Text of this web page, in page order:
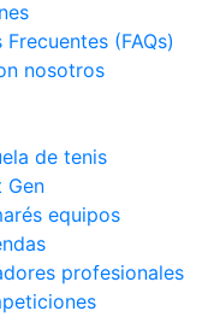
Frecuentes (FAQs)
nosotros
de tenis
Gen
equipos
profesionales